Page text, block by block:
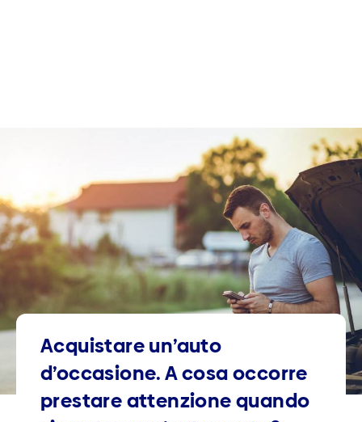
Acquistare un’auto
d’occasione. A cosa occorre
prestare attenzione quando